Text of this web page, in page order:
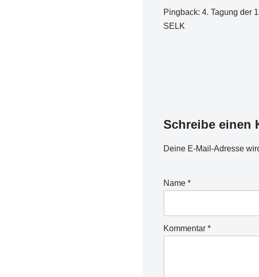
Pingback: 4. Tagung der
SELK
Schreibe einen
Deine E-Mail-Adresse
Name *
Kommentar *